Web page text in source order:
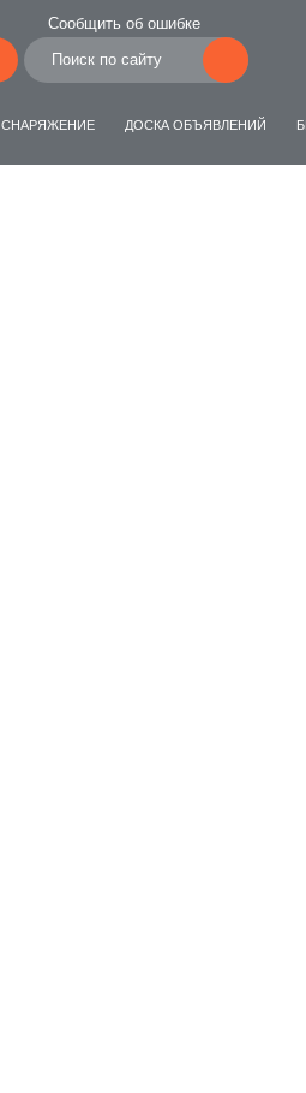
СНАРЯЖЕНИЕ ДОСКА ОБЪЯВЛЕНИЙ
Сообщить об ошибке